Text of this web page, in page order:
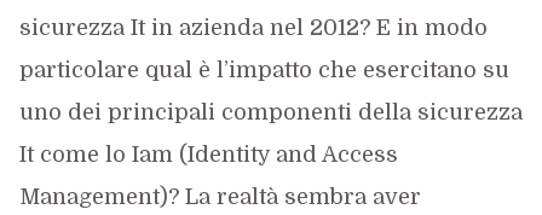
sicurezza It in azienda nel 2012? E in modo
particolare qual è l’impatto che esercitano su
uno dei principali componenti della sicurezza
It come lo Iam (Identity and Access
Management)? La realtà sembra aver